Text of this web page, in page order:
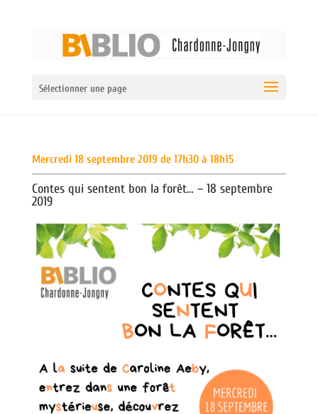
Sélectionner une page
Mercredi 18 septembre 2019 de 17h30 à 18h15
Contes qui sentent bon la forêt… – 18 septembre
2019